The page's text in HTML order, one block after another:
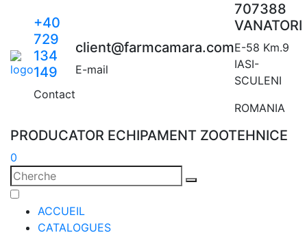
+40
729
134
149
Contact
client@farmcamara.com
E-mail
707388
VANATORI
E-58 Km.9
IASI-
SCULENI
ROMANIA
PRODUCATOR ECHIPAMENT ZOOTEHNICE
0
ACCUEIL
CATALOGUES